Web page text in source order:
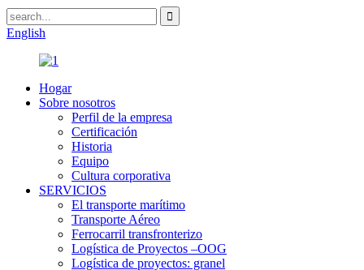
English
Hogar
Sobre nosotros
Perfil de la empresa
Certificación
Historia
Equipo
Cultura corporativa
SERVICIOS
El transporte marítimo
Transporte Aéreo
Ferrocarril transfronterizo
Logística de Proyectos –OOG
Logística de proyectos: granel